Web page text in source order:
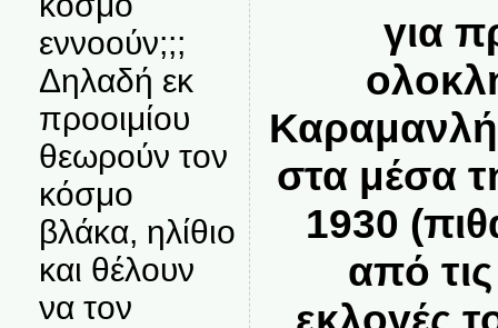
εννοούν;;;
Δηλαδή εκ
προοιμίου
θεωρούν τον
κόσμο
βλάκα, ηλίθιο
και θέλουν
να τον
για
στα μέσα
1930
από